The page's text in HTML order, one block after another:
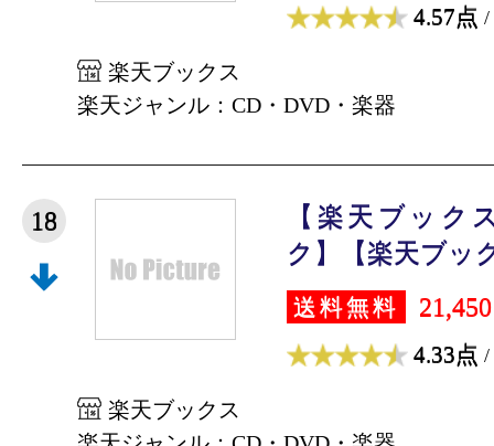
4.57点 /
楽天ブックス
楽天ジャンル：CD・DVD・楽器
18
【楽天ブック
ク】【楽天ブッ
送料無料
4.33点 /
楽天ブックス